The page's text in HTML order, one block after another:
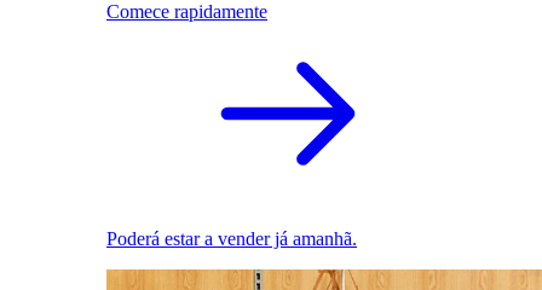
Comece rapidamente
Poderá estar a vender já amanhã.